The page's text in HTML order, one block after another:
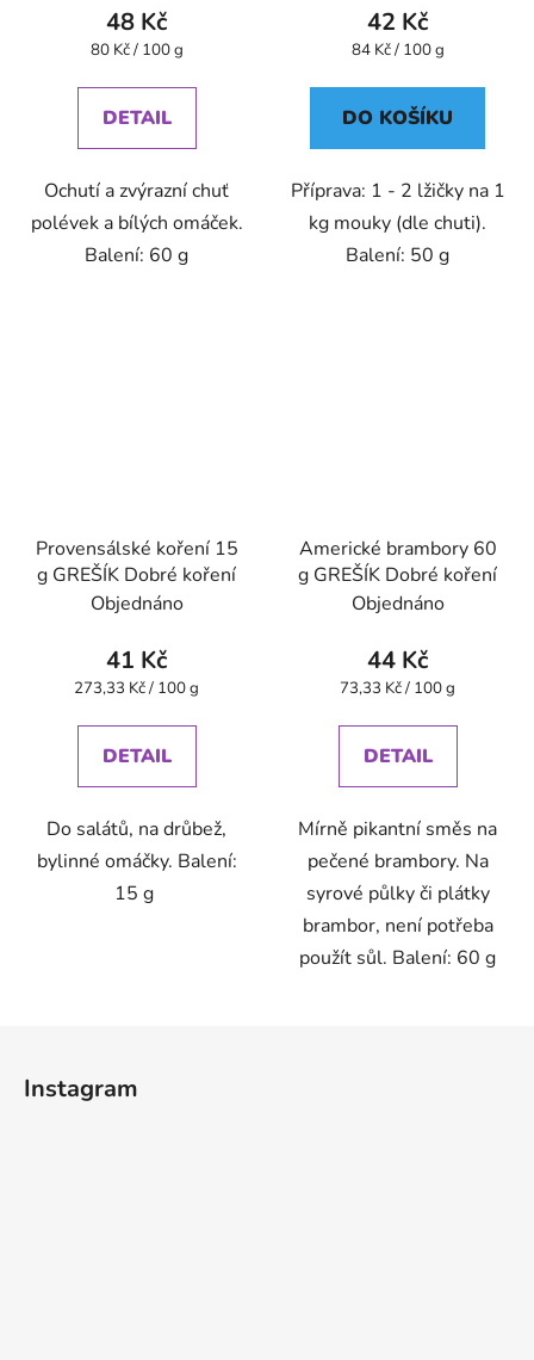
48 Kč
Měrná
80 Kč / 100 g
DETAIL
Ochutí a zvýrazní chuť
polévek a bílých omáček.
Balení: 60 g
42 Kč
Měrná
84 Kč / 100 g
DO KOŠÍKU
Příprava: 1 - 2 lžičky na 1
kg mouky (dle chuti).
Balení: 50 g
Provensálské koření 15
g GREŠÍK Dobré koření
Objednáno
41 Kč
Měrná
273,33 Kč / 100 g
DETAIL
Do salátů, na drůbež,
bylinné omáčky. Balení:
15 g
Americké brambory 60
g GREŠÍK Dobré koření
Objednáno
44 Kč
Měrná
73,33 Kč / 100 g
DETAIL
Mírně pikantní směs na
pečené brambory. Na
syrové půlky či plátky
brambor, není potřeba
použít sůl. Balení: 60 g
Instagram